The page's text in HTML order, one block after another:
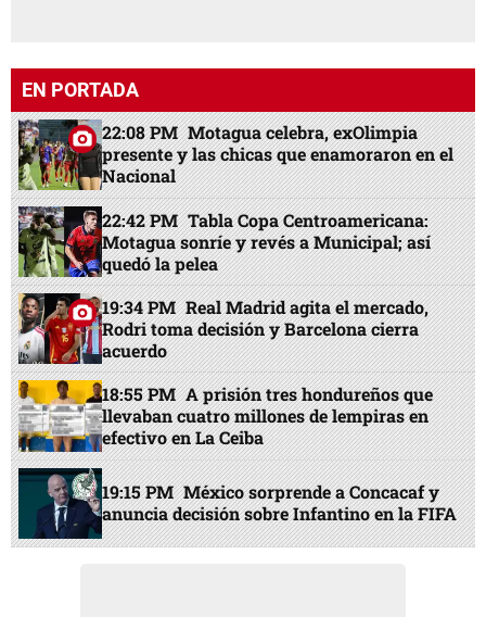
EN PORTADA
22:08 PM Motagua celebra, exOlimpia
presente y las chicas que enamoraron en el
Nacional
22:42 PM Tabla Copa Centroamericana:
Motagua sonríe y revés a Municipal; así
quedó la pelea
19:34 PM Real Madrid agita el mercado,
Rodri toma decisión y Barcelona cierra
acuerdo
18:55 PM A prisión tres hondureños que
llevaban cuatro millones de lempiras en
efectivo en La Ceiba
19:15 PM México sorprende a Concacaf y
anuncia decisión sobre Infantino en la FIFA